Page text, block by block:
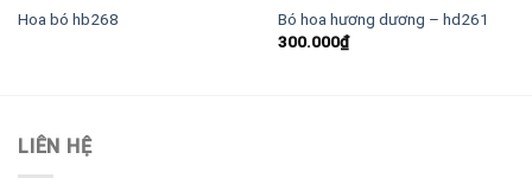
Hoa bó hb268
Bó hoa hương dương – hd261
300.000₫
LIÊN HỆ